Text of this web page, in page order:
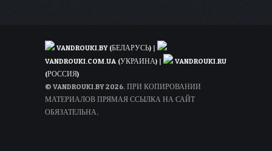
VANDROUKI.BY (БЕЛАРУСЬ) |
VANDROUKI.COM.UA (УКРАИНА) |
VANDROUKI.RU
(РОССИЯ)
© VANDROUKI.BY 2026. ПРИ КОПИРОВАНИИ
МАТЕРИАЛОВ ПРЯМАЯ ССЫЛКА НА САЙТ
ОБЯЗАТЕЛЬНА.